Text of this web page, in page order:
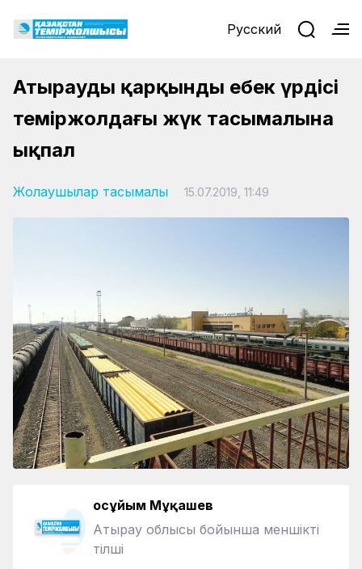
Русский
Атыраудың қарқынды еңбек үрдісі
теміржолдағы жүк тасымалына
ықпал
Жолаушылар тасымалы 15.07.2019, 11:49
Қосұйым Мұқашев
Атырау облысы бойынша меншікті
тілші